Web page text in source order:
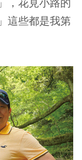
這些都是我第